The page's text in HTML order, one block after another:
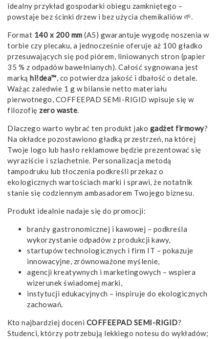
idealny przykład gospodarki obiegu zamkniętego –
powstaje bez ścinki drzew i bez użycia chemikaliów 🌱.
Format 140 x 200 mm (A5) gwarantuje wygodę noszenia w
torbie czy plecaku, a jednocześnie oferuje aż 100 gładko
przesuwających się pod piórem, liniowanych stron (papier
35 % z odpadów bawełnianych). Całość sygnowana jest
marką hi!dea™, co potwierdza jakość i dbałość o detale.
Ważąc zaledwie 1 g w bilansie netto materiału
pierwotnego, COFFEEPAD SEMI-RIGID wpisuje się w
filozofię zero waste.
Dlaczego warto wybrać ten produkt jako gadżet firmowy?
Na okładce pozostawiono gładką przestrzeń, na której
Twoje logo lub hasło reklamowe będzie prezentować się
wyraziście i szlachetnie. Personalizacja metodą
tampodruku lub tłoczenia podkreśli przekaz o
ekologicznych wartościach marki i sprawi, że notatnik
stanie się codziennym ambasadorem Twojego biznesu.
Produkt idealnie nadaje się do promocji:
branży gastronomicznej i kawowej – podkreśla
wykorzystanie odpadów z produkcji kawy,
startupów technologicznych i firm IT – pokazuje
innowacyjne, zrównoważone myślenie,
agencji kreatywnych i marketingowych – wspiera
wizerunek świadomej marki,
instytucji edukacyjnych – inspiruje do ekologicznych
zachowań.
Kto najbardziej doceni COFFEEPAD SEMI-RIGID?
Studenci, którzy potrzebują lekkiego notesu do wykładów;